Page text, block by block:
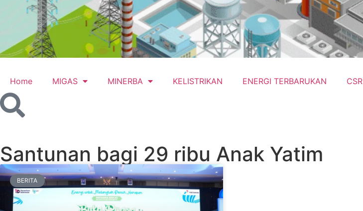
Home MIGAS MINERBA KELISTRIKAN ENERGI TERBARUKAN CSR
Santunan bagi 29 ribu Anak Yatim
BERITA